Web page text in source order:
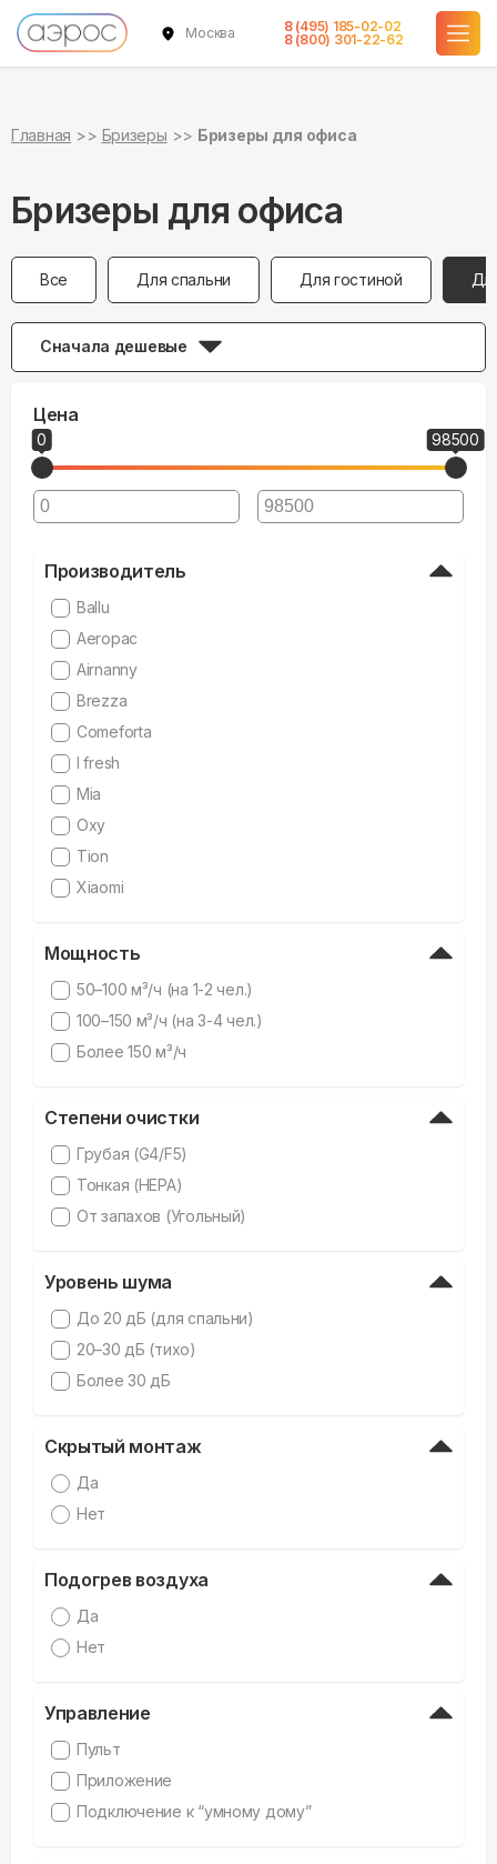
Москва
8 (495) 185-02-02
8 (800) 301-22-62
Главная Бризеры Бризеры для офиса
Бризеры для офиса
Все Для спальни Для гостиной
Сначала дешевые
Цена
0 98500
Производитель
Ballu
Aeropac
Airnanny
Brezza
Comeforta
I fresh
Mia
Oxy
Tion
Xiaomi
Мощность
50–100 м³/ч (на 1-2 чел.)
100–150 м³/ч (на 3-4 чел.)
Более 150 м³/ч
Степени очистки
Грубая (G4/F5)
Тонкая (HEPA)
От запахов (Угольный)
Уровень шума
До 20 дБ (для спальни)
20–30 дБ (тихо)
Более 30 дБ
Скрытый монтаж
Да
Нет
Подогрев воздуха
Да
Нет
Управление
Пульт
Приложение
Подключение к “умному дому”